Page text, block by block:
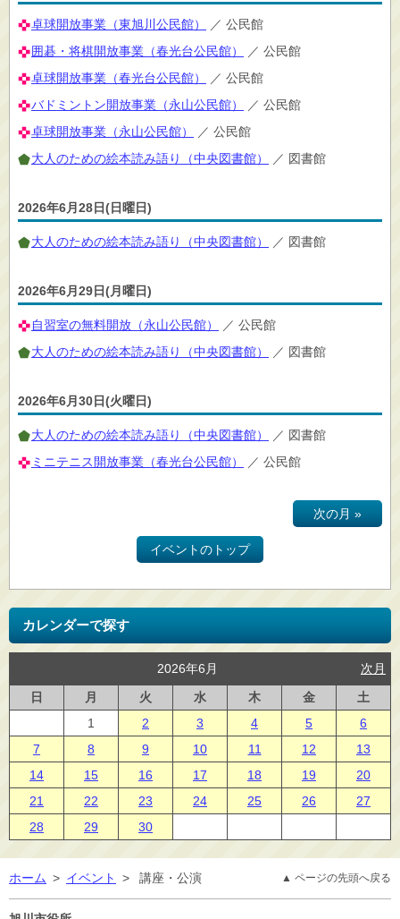
卓球開放事業（東旭川公民館）
／ 公民館
囲碁・将棋開放事業（春光台公民館）
／ 公民館
卓球開放事業（春光台公民館）
／ 公民館
バドミントン開放事業（永山公民館）
／ 公民館
卓球開放事業（永山公民館）
／ 公民館
大人のための絵本読み語り（中央図書館）
／ 図書館
2026年6月28日(日曜日)
大人のための絵本読み語り（中央図書館） ／ 図書館
2026年6月29日(月曜日)
自習室の無料開放（永山公民館）
／ 公民館
大人のための絵本読み語り（中央図書館）
／ 図書館
2026年6月30日(火曜日)
大人のための絵本読み語り（中央図書館）
／ 図書館
ミニテニス開放事業（春光台公民館）
／ 公民館
イベントのトップ
次の月 »
カレンダーで探す
次月
2026年6月
日
月 火 水 木 金
土
1
2 3 4 5
6
7
8 9 10 11 12
13
14
15 16 17 18 19
20
21
22 23 24 25 26
27
28
29 30
ホーム > イベント > 講座・公演 ▲ ページの先頭へ戻る